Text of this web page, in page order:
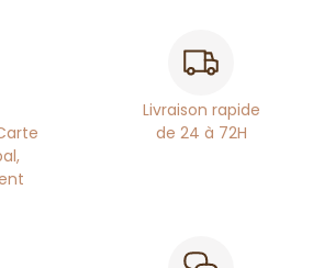
Livraison rapide
de 24 à 72H